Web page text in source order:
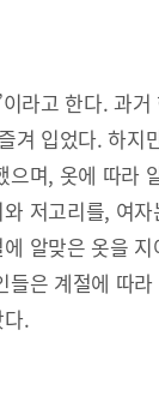
라고 한다. 과
겨 입었다. 하지
으며, 옷에 따라
저고리를, 여
알맞은 옷을
들은 계절에 따
.